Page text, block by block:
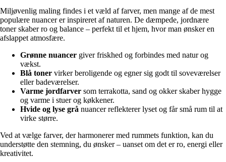
Miljøvenlig maling findes i et væld af farver, men mange af de mest
populære nuancer er inspireret af naturen. De dæmpede, jordnære
toner skaber ro og balance – perfekt til et hjem, hvor man ønsker en
afslappet atmosfære.
Grønne nuancer giver friskhed og forbindes med natur og
vækst.
Blå toner virker beroligende og egner sig godt til soveværelser
eller badeværelser.
Varme jordfarver som terrakotta, sand og okker skaber hygge
og varme i stuer og køkkener.
Hvide og lyse grå nuancer reflekterer lyset og får små rum til at
virke større.
Ved at vælge farver, der harmonerer med rummets funktion, kan du
understøtte den stemning, du ønsker – uanset om det er ro, energi eller
kreativitet.